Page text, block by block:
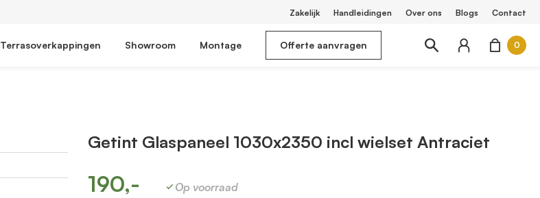
Zakelijk Handleidingen Over ons Blogs Contact
Terrasoverkappingen Showroom Montage Offerte aanvragen 0
Getint Glaspaneel 1030x2350 incl wielset Antraciet
190,- Op voorraad